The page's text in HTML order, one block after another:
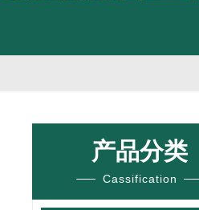
产品分类
Cassification